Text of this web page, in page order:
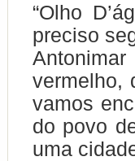
“Olho
preciso
vermelho,
vamos
do povo
uma